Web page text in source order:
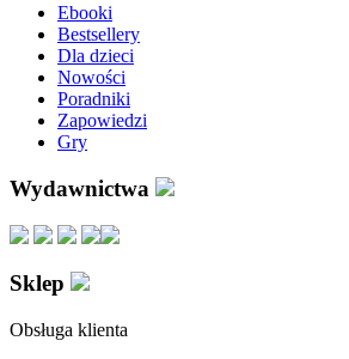
Ebooki
Bestsellery
Dla dzieci
Nowości
Poradniki
Zapowiedzi
Gry
Wydawnictwa
Sklep
Obsługa klienta